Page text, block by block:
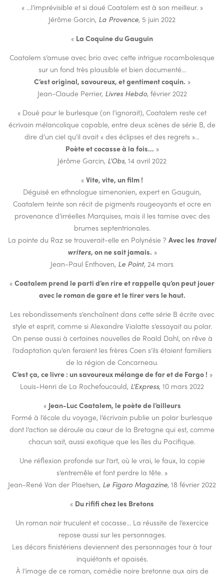
« …l’imprévisible et si doué Coatalem est à son meilleur. »
Jérôme Garcin, La Provence, 5 juin 2022
« La Coquine du Gauguin
Coatalem s’amuse avec brio avec cette intrigue rocambolesque
sur un fond très plausible et bien documenté…
C’est original, savoureux, et gentiment coquin. »
Jean-Claude Perrier, Livres Hebdo, février 2022
« Doué pour le burlesque (on l’ignorait), Coatalem reste cet
écrivain mélancolique capable, entre deux scènes de série B, de
dire d’un ciel qu’il avait « des éclipses et des regrets »…
Poète et cocasse à la fois… »
Jérôme Garcin, L’Obs, 14 avril 2022
« Vite, vite, un film !
Déguisé en ethnologue simenonien, expert en Gauguin,
Coatalem teinte son récit de pigments rougeoyants et ocre en
provenance d’irréelles Marquises, mais il les tamise avec des
brumes septentrionales.
La pointe du Raz se trouverait-elle en Polynésie ? Avec les travel
writers, on ne sait jamais. »
Jean-Paul Enthoven, Le Point, 24 mars
« Coatalem prend le parti d’en rire et rappelle qu’on peut jouer
avec le roman de gare et le tirer vers le haut.
Les rebondissements s’enchaînent dans cette série B écrite avec
style et esprit, comme si Alexandre Vialatte s’essayait au polar.
On pense aussi à certaines nouvelles de Roald Dahl, on rêve à
l’adaptation qu’en feraient les frères Coen s’ils étaient familiers
de la région de Concarneau.
C’est ça, ce livre : un savoureux mélange de far et de Fargo ! »
Louis-Henri de La Rochefoucauld, L’Express, 10 mars 2022
« Jean-Luc Coatalem, le poète de l’ailleurs
Formé à l’école du voyage, l’écrivain publie un polar burlesque
dont l’action se déroule au cœur de la Bretagne qui est, comme
chacun sait, aussi exotique que les îles du Pacifique.
Une réflexion profonde sur l’art, où le vrai, le faux, la copie
s’entremêle et font perdre la tête. »
Jean-René Van der Plaetsen, Le Figaro Magazine, 18 février 2022
« Du rififi chez les Bretons
Un roman noir truculent et cocasse… La réussite de l’exercice
repose aussi sur les personnages.
Les décors finistériens deviennent des personnages tour à tour
inquiétants et apaisés.
À l’image de ce roman, comédie noire bretonne aux airs de